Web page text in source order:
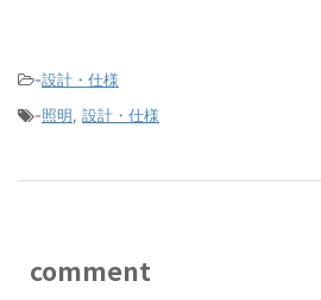
-設計・仕様
-照明, 設計・仕様
comment